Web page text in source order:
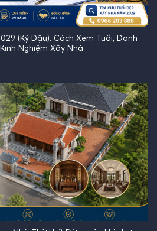
(Kỷ Dậu): Cách Xem Tuổi, Danh
Nghiệm Xây Nhà